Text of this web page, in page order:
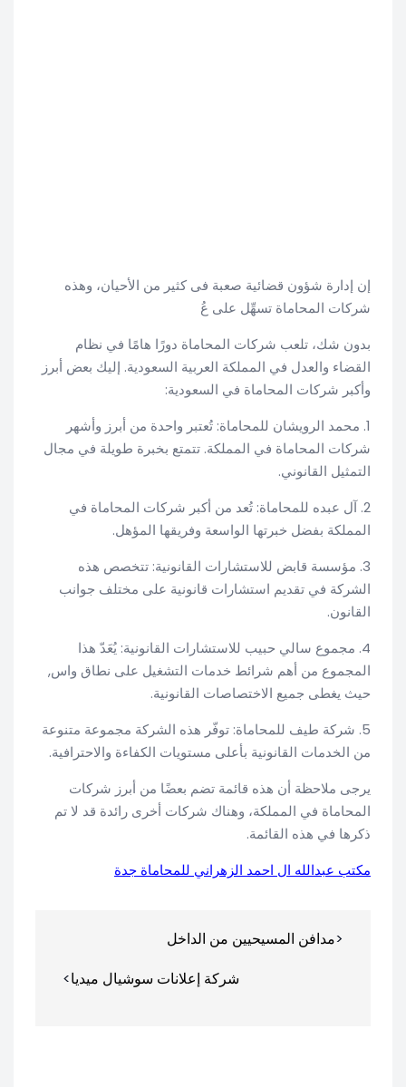
إن إدارة شؤون قضائية صعبة فى كثير من الأحيان، وهذه
شركات المحاماة تسهِّل على عُ
بدون شك، تلعب شركات المحاماة دورًا هامًا في نظام
القضاء والعدل في المملكة العربية السعودية. إليك بعض أبرز
وأكبر شركات المحاماة في السعودية:
1. محمد الرويشان للمحاماة: تُعتبر واحدة من أبرز وأشهر
شركات المحاماة في المملكة. تتمتع بخبرة طويلة في مجال
التمثيل القانوني.
2. آل عبده للمحاماة: تُعد من أكبر شركات المحاماة في
المملكة بفضل خبرتها الواسعة وفريقها المؤهل.
3. مؤسسة قابض للاستشارات القانونية: تتخصص هذه
الشركة في تقديم استشارات قانونية على مختلف جوانب
القانون.
4. مجموع سالي حبيب للاستشارات القانونية: يُعَدّ هذا
المجموع من أهم شرائط خدمات التشغيل على نطاق واس,
حيث يغطى جميع الاختصاصات القانونية.
5. شركة طيف للمحاماة: توفّر هذه الشركة مجموعة متنوعة
من الخدمات القانونية بأعلى مستويات الكفاءة والاحترافية.
يرجى ملاحظة أن هذه قائمة تضم بعضًا من أبرز شركات
المحاماة في المملكة، وهناك شركات أخرى رائدة قد لا تم
ذكرها في هذه القائمة.
مكتب عبدالله ال احمد الزهراني للمحاماة جدة
المقالاتمدافن المسيحيين من الداخل
شركة إعلانات سوشيال ميديا